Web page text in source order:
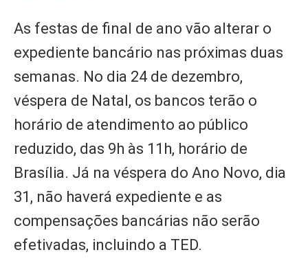
As festas de final de ano vão alterar o
expediente bancário nas próximas duas
semanas. No dia 24 de dezembro,
véspera de Natal, os bancos terão o
horário de atendimento ao público
reduzido, das 9h às 11h, horário de
Brasília. Já na véspera do Ano Novo, dia
31, não haverá expediente e as
compensações bancárias não serão
efetivadas, incluindo a TED.